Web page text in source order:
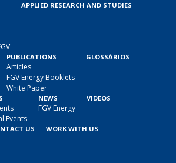
APPLIED RESEARCH AND STUDIES
PUBLICATIONS
Articles
FGV Energy Booklets
White Paper
GLOSSÁRIOS
Events
NEWS
FGV Energy
VIDEOS
US WORK WITH US